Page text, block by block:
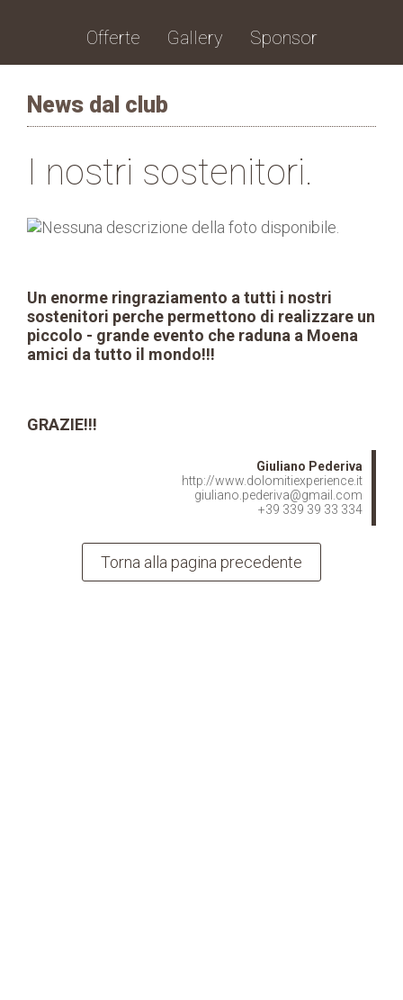
News dal club
I nostri sostenitori.
Un enorme ringraziamento a tutti i nostri
sostenitori perche permettono di realizzare un
piccolo - grande evento che raduna a Moena
amici da tutto il mondo!!!
GRAZIE!!!
Giuliano Pederiva
http://www.dolomitiexperience.it
giuliano.pederiva@gmail.com
+39 339 39 33 334
Torna alla pagina precedente
Offerte Gallery Sponsor